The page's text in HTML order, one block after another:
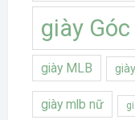
giày
giày MLB
giày mlb nữ